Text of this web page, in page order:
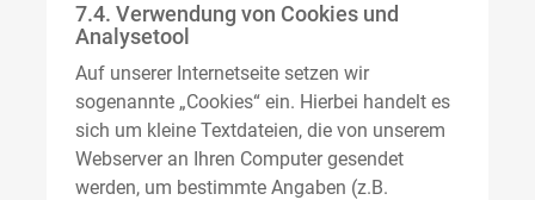
7.4. Verwendung von Cookies und
Analysetool
Auf unserer Internetseite setzen wir
sogenannte „Cookies“ ein. Hierbei handelt es
sich um kleine Textdateien, die von unserem
Webserver an Ihren Computer gesendet
werden, um bestimmte Angaben (z.B.